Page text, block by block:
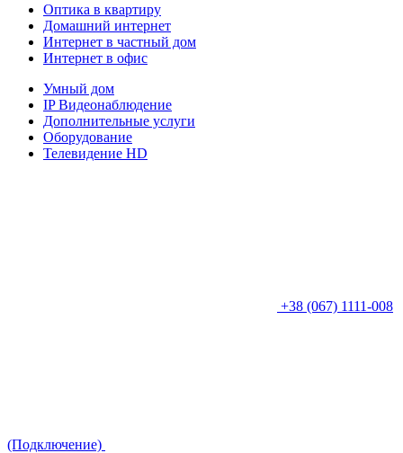
Оптика в квартиру
Домашний интернет
Интернет в частный дом
Интернет в офис
Умный дом
IP Видеонаблюдение
Дополнительные услуги
Оборудование
Телевидение HD
+38 (067) 1111-008
(Подключение)